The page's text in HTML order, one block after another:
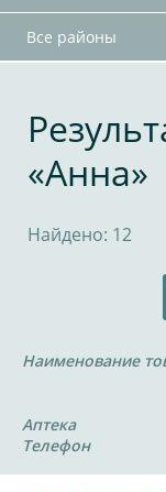
Все районы
«Анна»
Найдено: 12
Наименование
Аптека
Телефон